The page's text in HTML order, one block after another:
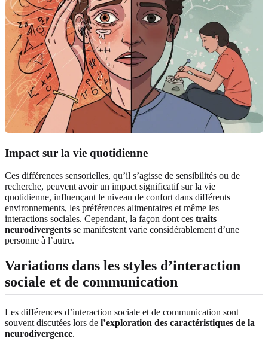
Impact sur la vie quotidienne
Ces différences sensorielles, qu’il s’agisse de sensibilités ou de
recherche, peuvent avoir un impact significatif sur la vie
quotidienne, influençant le niveau de confort dans différents
environnements, les préférences alimentaires et même les
interactions sociales. Cependant, la façon dont ces traits
neurodivergents se manifestent varie considérablement d’une
personne à l’autre.
Variations dans les styles d’interaction
sociale et de communication
Les différences d’interaction sociale et de communication sont
souvent discutées lors de l’exploration des caractéristiques de la
neurodivergence.